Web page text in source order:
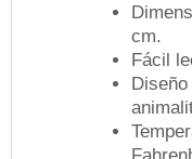
cm.
Fácil